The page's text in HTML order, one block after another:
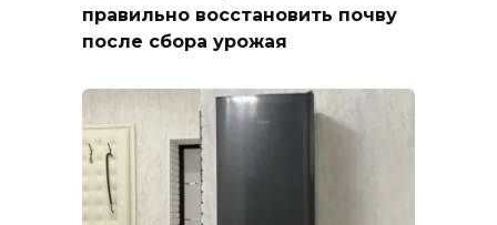
правильно восстановить почву
после сбора урожая